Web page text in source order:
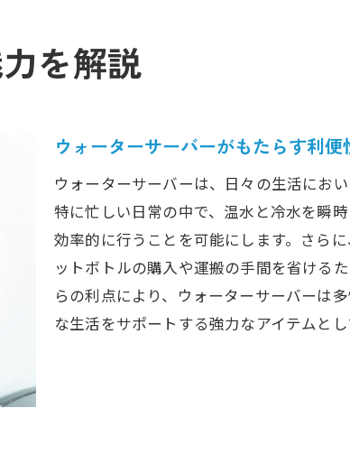
能性を兼ね備えたウォーターサーバークリアの
アに合わせたウォーターサーバーのデザイン選
ーシステムが保証する安心の水質管理
ギー効率を重視したウォーターサーバーの選択
サーバーが日常生活を豊かにする理由とは
叶える温水・冷水の瞬時利用
ターサーバーの利便性が家族ライフをサポート
パーティーで活躍するウォーターサーバーの活用
サポートする高品質な水の提供
な水分補給を支えるウォーターサーバーの役割
コスト削減に寄与するウォーターサーバー
を解説
ウォーターサーバーがもたらす利便
ウォーターサーバーは、日々の生活にお
特に忙しい日常の中で、温水と冷水を瞬
効率的に行うことを可能にします。さら
ットボトルの購入や運搬の手間を省ける
らの利点により、ウォーターサーバーは
な生活をサポートする強力なアイテムと